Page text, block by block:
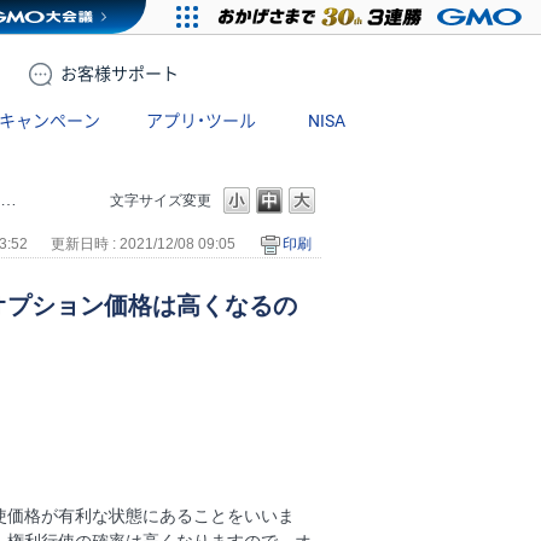
お客様サポート
キャンペーン アプリ・ツール NISA
文字サイズ変更
更新日時 : 2021/12/08 09:05 印刷
ション価格は高くなるの
格が有利な状態にあることをいいま